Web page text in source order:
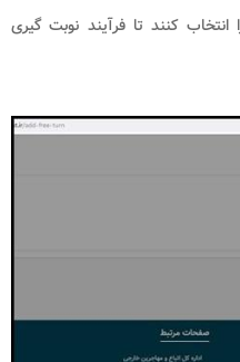
کنند تا فرآیند نوبت گیری